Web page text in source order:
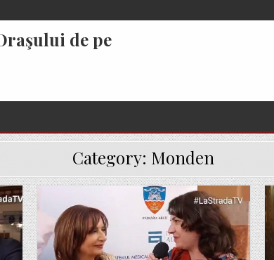
de pe
Category: Monden
Posted
in